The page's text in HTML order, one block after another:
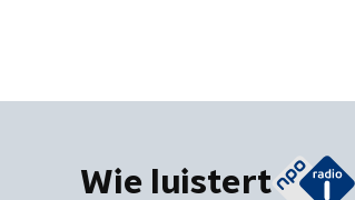
Wie luistert